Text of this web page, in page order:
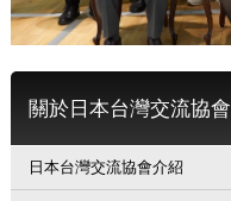
關於日本台灣交流協會
日本台灣交流協會介紹